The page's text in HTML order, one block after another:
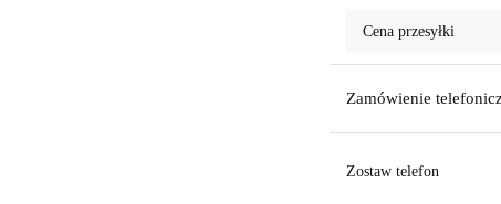
Cena przesyłki
Zamówienie
Zostaw telefon